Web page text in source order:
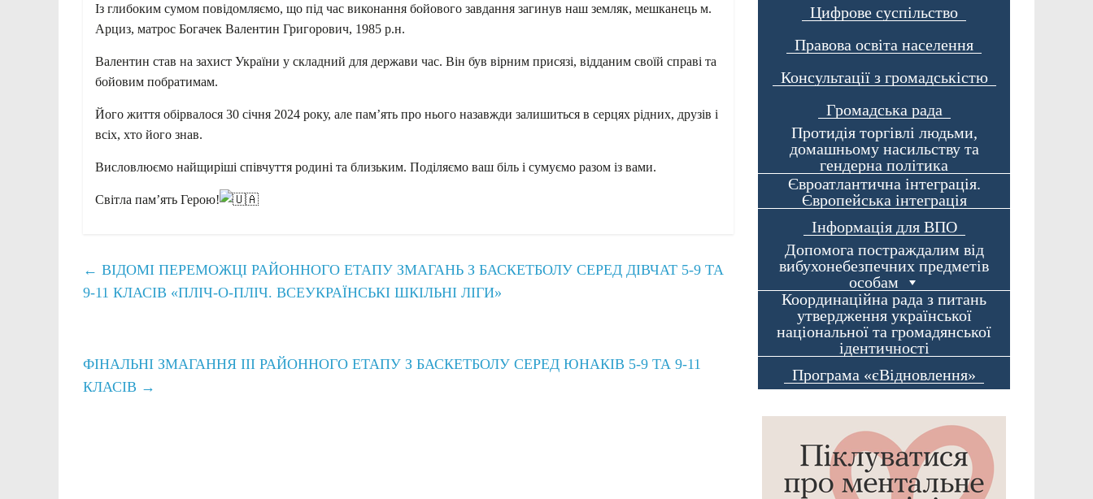
Із глибоким сумом повідомляємо, що під час виконання бойового завдання загинув наш земляк, мешканець м.
Арциз, матрос Богачек Валентин Григорович, 1985 р.н.
Валентин став на захист України у складний для держави час. Він був вірним присязі, відданим своїй справі та
бойовим побратимам.
Його життя обірвалося 30 січня 2024 року, але пам’ять про нього назавжди залишиться в серцях рідних, друзів і
всіх, хто його знав.
Висловлюємо найщиріші співчуття родині та близьким. Поділяємо ваш біль і сумуємо разом із вами.
Світла пам’ять Герою!
← ВІДОМІ ПЕРЕМОЖЦІ РАЙОННОГО ЕТАПУ ЗМАГАНЬ З БАСКЕТБОЛУ СЕРЕД ДІВЧАТ 5-9 ТА
9-11 КЛАСІВ «ПЛІЧ-О-ПЛІЧ. ВСЕУКРАЇНСЬКІ ШКІЛЬНІ ЛІГИ»
ФІНАЛЬНІ ЗМАГАННЯ ІІІ РАЙОННОГО ЕТАПУ З БАСКЕТБОЛУ СЕРЕД ЮНАКІВ 5-9 ТА 9-11
КЛАСІВ →
Цифрове суспільство
Правова освіта населення
Консультації з громадськістю
Громадська рада
Протидія торгівлі людьми,
домашньому насильству та
гендерна політика
Євроатлантична інтеграція.
Європейська інтеграція
Інформація для ВПО
Допомога постраждалим від
вибухонебезпечних предметів
особам
Координаційна рада з питань
утвердження української
національної та громадянської
ідентичності
Програма «єВідновлення»